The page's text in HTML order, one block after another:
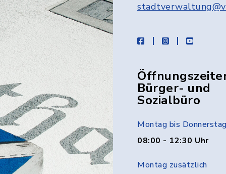
facebookinstagramyoutube
Bürger- und
Sozialbüro
Montag bis Donnerstag
08:00 - 12:30 Uhr
Montag zusätzlich